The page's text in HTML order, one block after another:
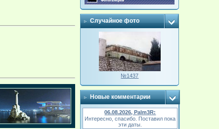
Случайное фото
№1437
Новые комментарии
06.08.2026, Palm3R:
Интересно, спасибо. Поставил пока
эти даты.